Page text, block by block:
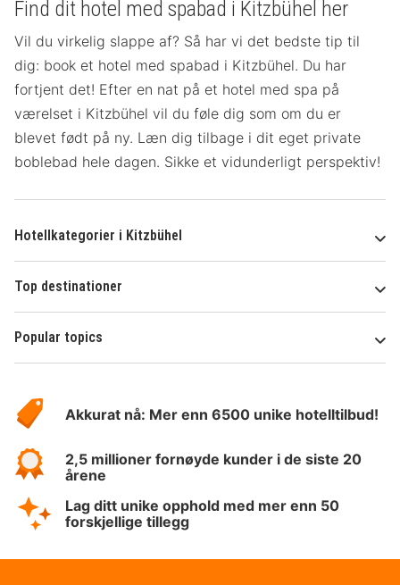
Find dit hotel med spabad i Kitzbühel her
Vil du virkelig slappe af? Så har vi det bedste tip til
dig: book et hotel med spabad i Kitzbühel. Du har
fortjent det! Efter en nat på et hotel med spa på
værelset i Kitzbühel vil du føle dig som om du er
blevet født på ny. Læn dig tilbage i dit eget private
boblebad hele dagen. Sikke et vidunderligt perspektiv!
Hotellkategorier i Kitzbühel
Top destinationer
Popular topics
Hotelspecials
Akkurat nå: Mer enn 6500 unike hotelltilbud!
2,5 millioner fornøyde kunder i de siste 20
årene
Lag ditt unike opphold med mer enn 50
forskjellige tillegg